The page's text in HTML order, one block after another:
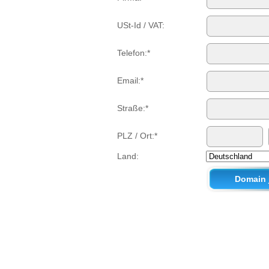
USt-Id / VAT:
Telefon:*
Email:*
Straße:*
PLZ / Ort:*
Land: